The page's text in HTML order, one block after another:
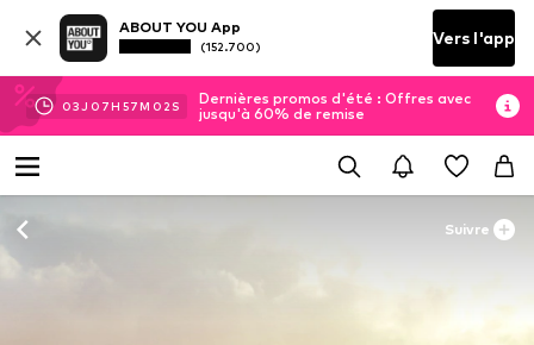
ABOUT YOU App
(152.700) Vers l'app
03J 07H 57M 02 S
Dernières promos d'été : Offres avec
jusqu'à 60% de remise
Suivre